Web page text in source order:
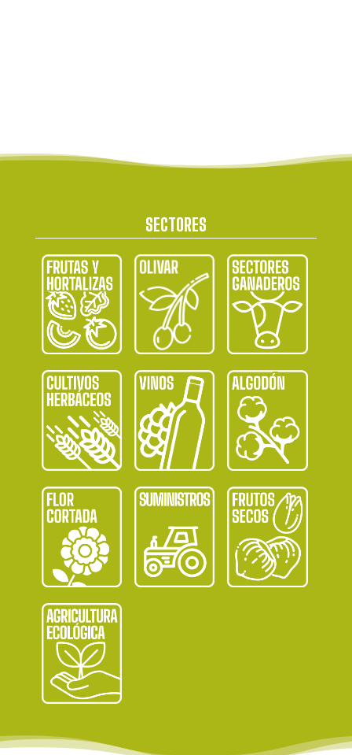
SECTORES